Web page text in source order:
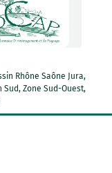
Rhône Saône Jura,
Zone Sud-Ouest,